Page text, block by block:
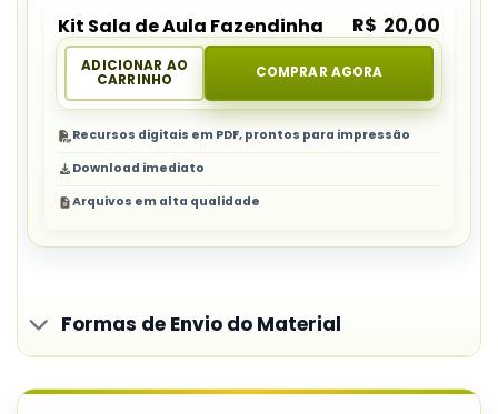
Kit Sala de Aula Fazendinha R$ 20,00
ADICIONAR AO
CARRINHO
COMPRAR AGORA
Recursos digitais em PDF, prontos para impressão
Download imediato
Arquivos em alta qualidade
Formas de Envio do Material